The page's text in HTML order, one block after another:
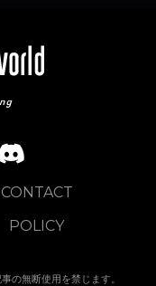
CONTACT
POLICY
の無断使用を禁じます。